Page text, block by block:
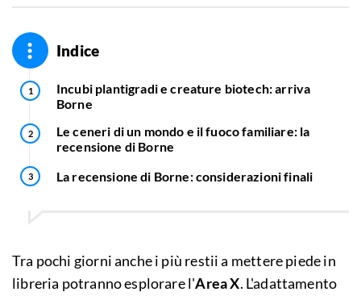
Indice
Incubi plantigradi e creature biotech: arriva
Borne
Le ceneri di un mondo e il fuoco familiare: la
recensione di Borne
La recensione di Borne: considerazioni finali
Tra pochi giorni anche i più restii a mettere piede in
libreria potranno esplorare l'Area X. L'adattamento